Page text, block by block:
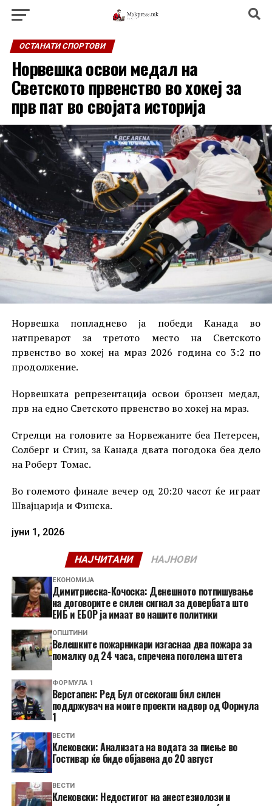
ОСТАНАТИ СПОРТОВИ
Норвешка освои медал на
Светското првенство во хокеј за
прв пат во својата историја
Норвешка попладнево ја победи Канада во
натпреварот за третото место на Светското
првенство во хокеј на мраз 2026 година со 3:2 по
продолжение.
Норвешката репрезентација освои бронзен медал,
прв на едно Светското првенство во хокеј на мраз.
Стрелци на головите за Норвежаните беа Петерсен,
Солберг и Стин, за Канада двата погодока беа дело
на Роберт Томас.
Во големото финале вечер од 20:20 часот ќе играат
Швајцарија и Финска.
јуни 1, 2026
НАЈЧИТАНИ НАЈНОВИ
ЕКОНОМИЈА
Димитриеска-Кочоска: Денешното потпишување
на договорите е силен сигнал за довербата што
ЕИБ и ЕБОР ја имаат во нашите политики
ОПШТИНИ
Велешките пожарникари изгаснаа два пожара за
помалку од 24 часа, спречена поголема штета
ФОРМУЛА 1
Верстапен: Ред Бул отсекогаш бил силен
поддржувач на моите проекти надвор од Формула
1
ВЕСТИ
Клековски: Анализата на водата за пиење во
Гостивар ќе биде објавена до 20 август
ВЕСТИ
Клековски: Недостигот на анестезиолози и